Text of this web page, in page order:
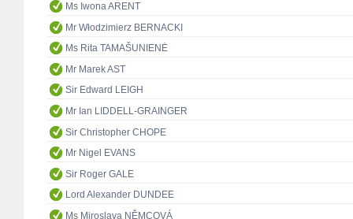
Ms Iwona ARENT
Mr Włodzimierz BERNACKI
Ms Rita TAMAŠUNIENĖ
Mr Marek AST
Sir Edward LEIGH
Mr Ian LIDDELL-GRAINGER
Sir Christopher CHOPE
Mr Nigel EVANS
Sir Roger GALE
Lord Alexander DUNDEE
Ms Miroslava NĚMCOVÁ